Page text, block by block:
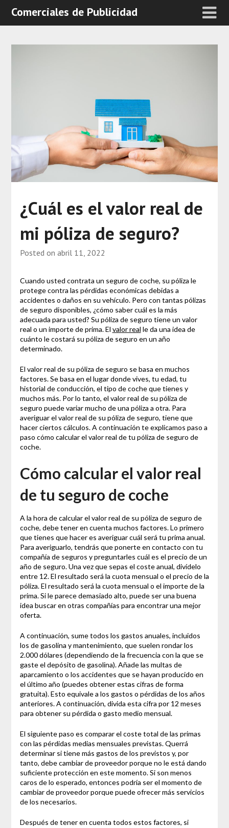
Comerciales de Publicidad
¿Cuál es el valor real de
mi póliza de seguro?
Posted on abril 11, 2022
Cuando usted contrata un seguro de coche, su póliza le
protege contra las pérdidas económicas debidas a
accidentes o daños en su vehículo. Pero con tantas pólizas
de seguro disponibles, ¿cómo saber cuál es la más
adecuada para usted? Su póliza de seguro tiene un valor
real o un importe de prima. El valor real le da una idea de
cuánto le costará su póliza de seguro en un año
determinado.
El valor real de su póliza de seguro se basa en muchos
factores. Se basa en el lugar donde vives, tu edad, tu
historial de conducción, el tipo de coche que tienes y
muchos más. Por lo tanto, el valor real de su póliza de
seguro puede variar mucho de una póliza a otra. Para
averiguar el valor real de su póliza de seguro, tiene que
hacer ciertos cálculos. A continuación te explicamos paso a
paso cómo calcular el valor real de tu póliza de seguro de
coche.
Cómo calcular el valor real
de tu seguro de coche
A la hora de calcular el valor real de su póliza de seguro de
coche, debe tener en cuenta muchos factores. Lo primero
que tienes que hacer es averiguar cuál será tu prima anual.
Para averiguarlo, tendrás que ponerte en contacto con tu
compañía de seguros y preguntarles cuál es el precio de un
año de seguro. Una vez que sepas el coste anual, divídelo
entre 12. El resultado será la cuota mensual o el precio de la
póliza. El resultado será la cuota mensual o el importe de la
prima. Si le parece demasiado alto, puede ser una buena
idea buscar en otras compañías para encontrar una mejor
oferta.
A continuación, sume todos los gastos anuales, incluidos
los de gasolina y mantenimiento, que suelen rondar los
2.000 dólares (dependiendo de la frecuencia con la que se
gaste el depósito de gasolina). Añade las multas de
aparcamiento o los accidentes que se hayan producido en
el último año (puedes obtener estas cifras de forma
gratuita). Esto equivale a los gastos o pérdidas de los años
anteriores. A continuación, divida esta cifra por 12 meses
para obtener su pérdida o gasto medio mensual.
El siguiente paso es comparar el coste total de las primas
con las pérdidas medias mensuales previstas. Querrá
determinar si tiene más gastos de los previstos y, por
tanto, debe cambiar de proveedor porque no le está dando
suficiente protección en este momento. Si son menos
caros de lo esperado, entonces podría ser el momento de
cambiar de proveedor porque puede ofrecer más servicios
de los necesarios.
Después de tener en cuenta todos estos factores, si